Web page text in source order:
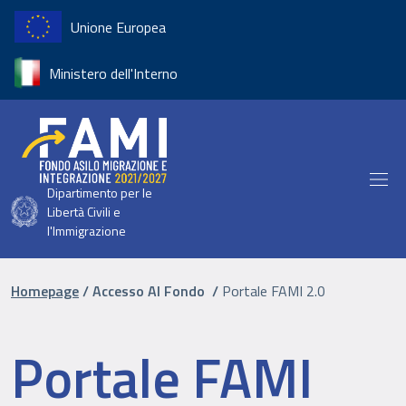
Salta al contenuto principale
Unione Europea
Ministero dell'Interno
Dipartimento per le
Libertà Civili e
l'Immigrazione
Briciole di pane
Homepage Accesso Al Fondo Portale FAMI 2.0
Portale FAMI